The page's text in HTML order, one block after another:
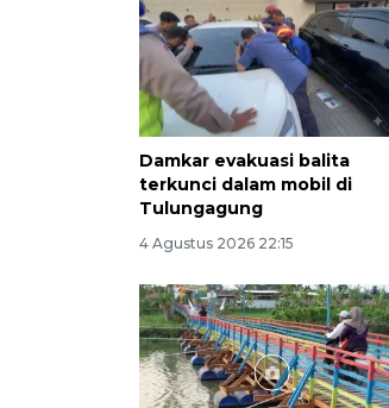
Damkar evakuasi balita
terkunci dalam mobil di
Tulungagung
4 Agustus 2026 22:15